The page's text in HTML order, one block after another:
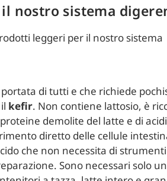
nostro sistema
leggeri per il nostro sistema
di tutti e che richiede
kefir. Non contiene lattosio, è
demolite del latte e di
diretto delle cellule
che non necessita di strumenti
Sono necessari solo